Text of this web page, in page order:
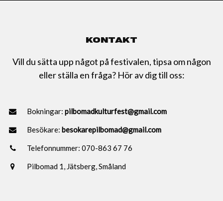
KONTAKT
Vill du sätta upp något på festivalen, tipsa om någon
eller ställa en fråga? Hör av dig till oss:
Bokningar:pilbomadkulturfest@gmail.com
Besökare:besokarepilbomad@gmail.com
Telefonnummer: 070-863 67 76
Pilbomad 1, Jätsberg, Småland